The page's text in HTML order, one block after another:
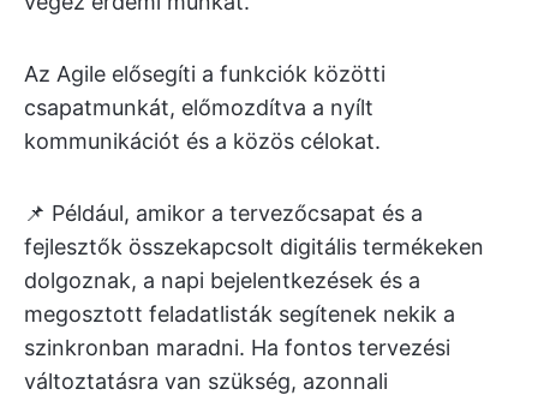
Az Agile elősegíti a funkciók közötti
csapatmunkát, előmozdítva a nyílt
kommunikációt és a közös célokat.
📌 Például, amikor a tervezőcsapat és a
fejlesztők összekapcsolt digitális termékeken
dolgoznak, a napi bejelentkezések és a
megosztott feladatlisták segítenek nekik a
szinkronban maradni. Ha fontos tervezési
változtatásra van szükség, azonnali